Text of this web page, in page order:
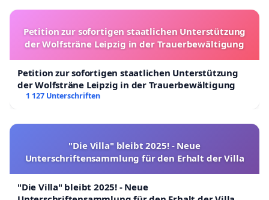
Petition zur sofortigen staatlichen Unterstützung
der Wolfsträne Leipzig in der Trauerbewältigung
Petition zur sofortigen staatlichen Unterstützung
der Wolfsträne Leipzig in der Trauerbewältigung
1 127 Unterschriften
"Die Villa" bleibt 2025! - Neue
Unterschriftensammlung für den Erhalt der Villa
"Die Villa" bleibt 2025! - Neue